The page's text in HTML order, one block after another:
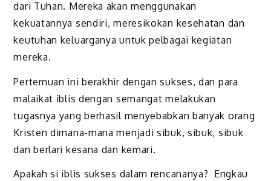
dari Tuhan. Mereka akan menggunakan
kekuatannya sendiri, meresikokan kesehatan dan
keutuhan keluarganya untuk pelbagai kegiatan
mereka.
Pertemuan ini berakhir dengan sukses, dan para
malaikat iblis dengan semangat melakukan
tugasnya yang berhasil menyebabkan banyak orang
Kristen dimana-mana menjadi sibuk, sibuk, sibuk
dan berlari kesana dan kemari.
Apakah si iblis sukses dalam rencananya? Engkau